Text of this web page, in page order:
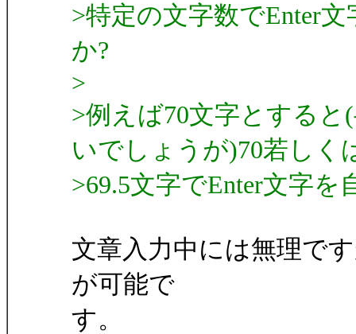
>特定の文字数でEnter
か?
>
>例えば70文字とする
いでしょうが)70若しく
>69.5文字でEnter文字
文章入力中には無理で
が可能で
す。